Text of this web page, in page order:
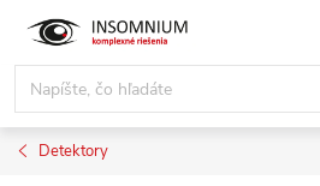
obsah
Detektory
www.insomnium.sk - Chat